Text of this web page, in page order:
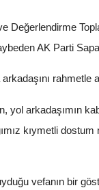
AK Parti
rahmetle
yol arkadaşımın
kıymetli
vefanın bir